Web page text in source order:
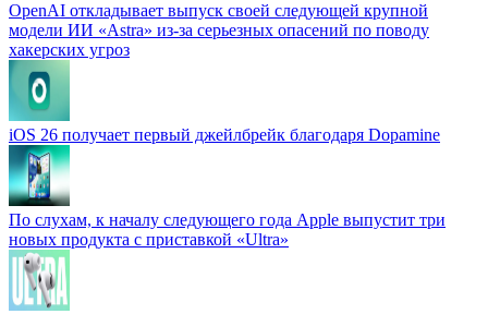
OpenAI откладывает выпуск своей следующей крупной
модели ИИ «Astra» из-за серьезных опасений по поводу
хакерских угроз
iOS 26 получает первый джейлбрейк благодаря Dopamine
По слухам, к началу следующего года Apple выпустит три
новых продукта с приставкой «Ultra»